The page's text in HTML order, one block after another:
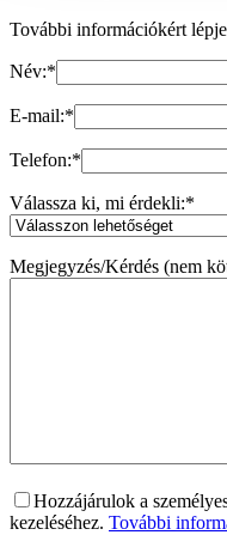
További információkért
Név:*
E-mail:*
Telefon:*
Válassza ki, mi érdekli:*
Megjegyzés/Kérdés (nem
Hozzájárulok a
kezeléséhez. További